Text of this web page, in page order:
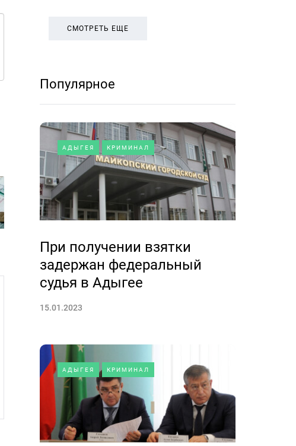
СМОТРЕТЬ ЕЩЕ
Популярное
АДЫГЕЯ КРИМИНАЛ
При получении взятки
задержан федеральный
судья в Адыгее
15.01.2023
АДЫГЕЯ КРИМИНАЛ